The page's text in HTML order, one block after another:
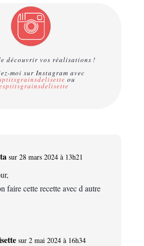
découvrir vos réalisations !
moi sur Instagram avec
ou
sur 28 mars 2024 à 13h21
faire cette recette avec d autre
sur 2 mai 2024 à 16h34